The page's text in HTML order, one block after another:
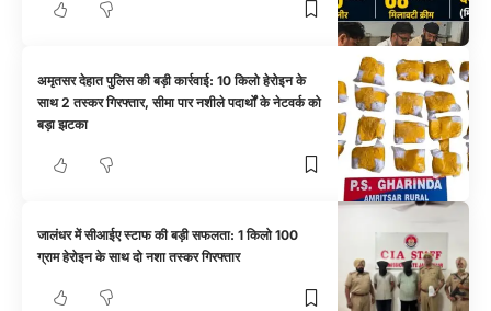
अमृतसर देहात पुलिस की बड़ी कार्रवाई: 10 किलो हेरोइन के
साथ 2 तस्कर गिरफ्तार, सीमा पार नशीले पदार्थों के नेटवर्क को
बड़ा झटका
जालंधर में सीआईए स्टाफ की बड़ी सफलता: 1 किलो 100
ग्राम हेरोइन के साथ दो नशा तस्कर गिरफ्तार